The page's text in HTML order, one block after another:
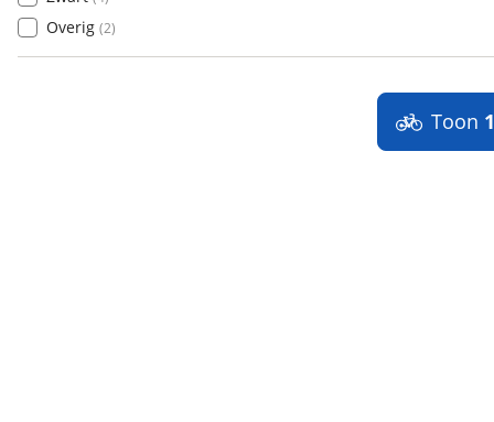
Overig (2)
Toon